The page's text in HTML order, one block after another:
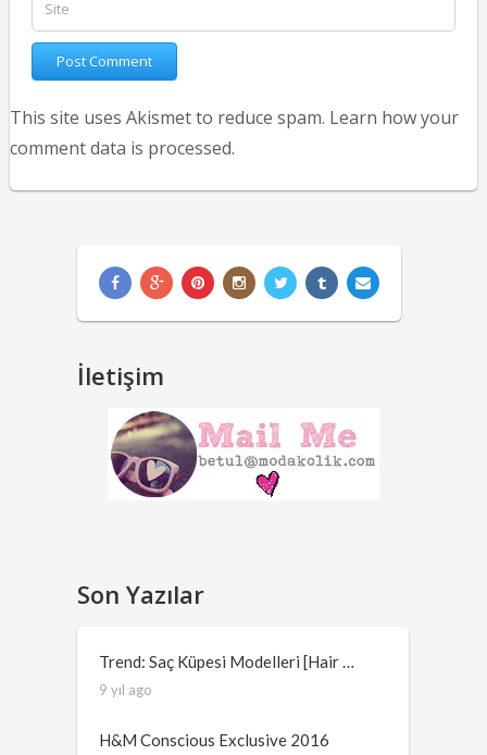
This site uses Akismet to reduce spam. Learn how your
comment data is processed.
İletişim
Son Yazılar
Trend: Saç Küpesi Modelleri [Hair …
9 yıl ago
H&M Conscious Exclusive 2016